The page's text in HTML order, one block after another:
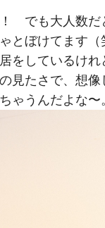
でも大人数だ
とぼけてます（
をしているけ
見たさで、想
ゃうんだよな〜